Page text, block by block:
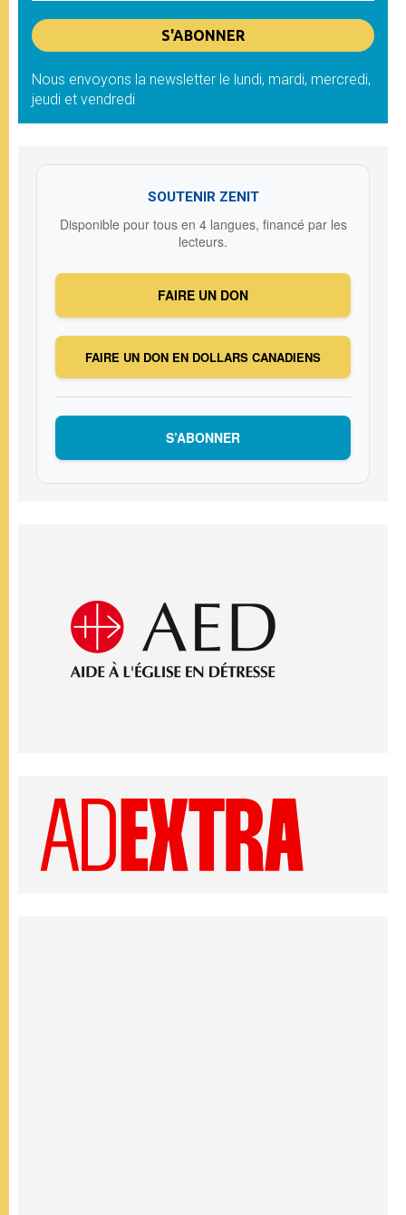
Nous envoyons la newsletter le lundi, mardi, mercredi,
jeudi et vendredi
SOUTENIR ZENIT
Disponible pour tous en 4 langues, financé par les
lecteurs.
FAIRE UN DON
FAIRE UN DON EN DOLLARS CANADIENS
S’ABONNER